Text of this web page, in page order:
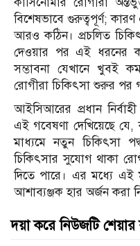
বিশেষভাবে গুরুত্বপূর্ণ;
আরও কঠিন। প্রচলিত
দেওয়ার পর এই ধরনের
সম্ভাবনা যেখানে খুবই
রোগীরা চিকিৎসা শুরুর পর
আইসিআরের প্রধান
এই গবেষণা দেখিয়েছে যে,
মাধ্যমে নতুন চিকিৎসা
চিকিৎসার সুযোগ থাকা
দিতে পারে। এর মধ্যে এই
আশাব্যঞ্জক হার অর্জন করা
দয়া করে নিউজটি